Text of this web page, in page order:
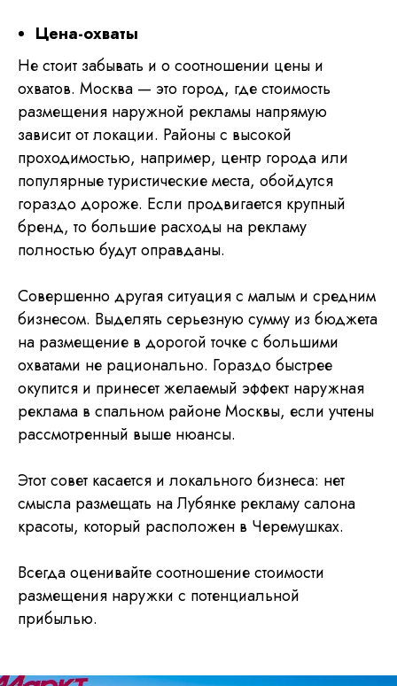
Цена-охваты
Не стоит забывать и о соотношении цены и
охватов. Москва — это город, где стоимость
размещения наружной рекламы напрямую
зависит от локации. Районы с высокой
проходимостью, например, центр города или
популярные туристические места, обойдутся
гораздо дороже. Если продвигается крупный
бренд, то большие расходы на рекламу
полностью будут оправданы.
Совершенно другая ситуация с малым и средним
бизнесом. Выделять серьезную сумму из бюджета
на размещение в дорогой точке с большими
охватами не рационально. Гораздо быстрее
окупится и принесет желаемый эффект наружная
реклама в спальном районе Москвы, если учтены
рассмотренный выше нюансы.
Этот совет касается и локального бизнеса: нет
смысла размещать на Лубянке рекламу салона
красоты, который расположен в Черемушках.
Всегда оценивайте соотношение стоимости
размещения наружки с потенциальной
прибылью.